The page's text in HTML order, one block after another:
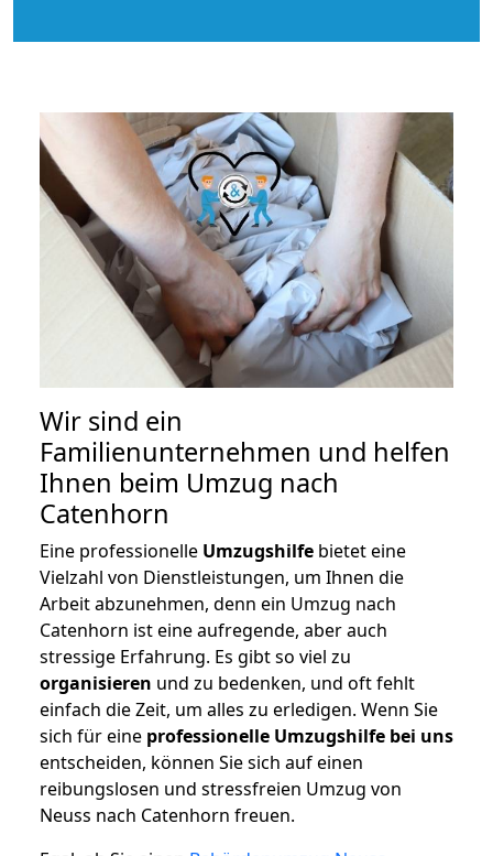
Wir sind ein
Familienunternehmen und helfen
Ihnen beim Umzug nach
Catenhorn
Eine professionelle Umzugshilfe bietet eine
Vielzahl von Dienstleistungen, um Ihnen die
Arbeit abzunehmen, denn ein Umzug nach
Catenhorn ist eine aufregende, aber auch
stressige Erfahrung. Es gibt so viel zu
organisieren und zu bedenken, und oft fehlt
einfach die Zeit, um alles zu erledigen. Wenn Sie
sich für eine professionelle Umzugshilfe bei uns
entscheiden, können Sie sich auf einen
reibungslosen und stressfreien Umzug von
Neuss nach Catenhorn freuen.